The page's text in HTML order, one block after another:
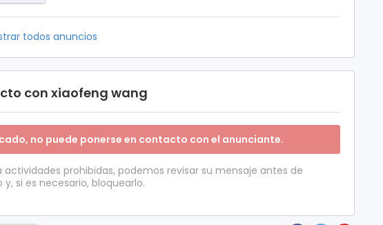
todos anuncios
con xiaofeng wang
no puede ponerse en contacto con el anunciante.
prohibidas, podemos revisar su mensaje antes de
si es necesario, bloquearlo.